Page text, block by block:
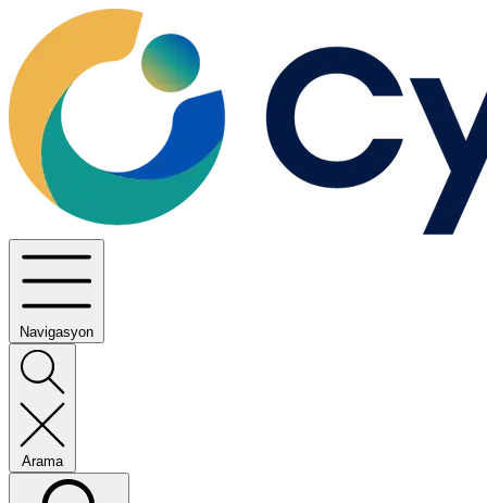
Navigasyon
Arama